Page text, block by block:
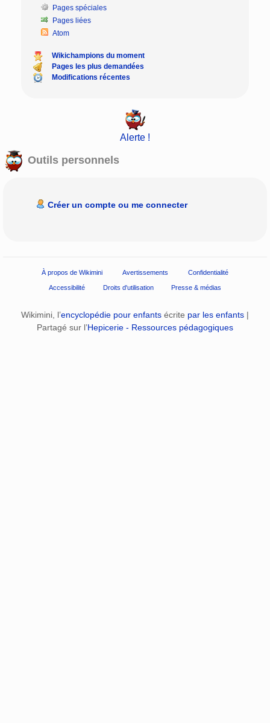
Pages spéciales
Pages liées
Atom
Wikichampions du moment
Pages les plus demandées
Modifications récentes
Alerte !
Outils personnels
Créer un compte ou me connecter
À propos de Wikimini Avertissements Confidentialité
Accessibilité Droits d'utilisation Presse & médias
Wikimini, l’encyclopédie pour enfants écrite par les enfants |
Partagé sur l’Hepicerie - Ressources pédagogiques